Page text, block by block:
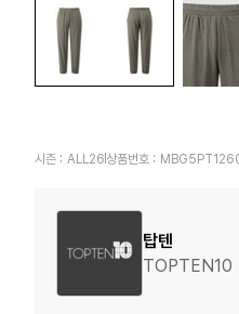
시즌 : ALL26 상품번호 :
탑텐
TOPTEN10